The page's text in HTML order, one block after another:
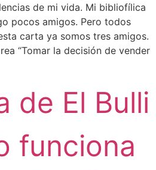
de mi vida. Mi bibliofílica
pocos amigos. Pero todos
carta ya somos tres amigos.
“Tomar la decisión de vender
de El Bulli
funciona